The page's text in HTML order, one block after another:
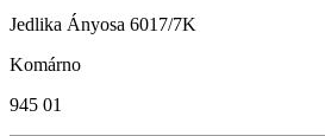
Jedlika Ányosa 6017/7K
Komárno
945 01